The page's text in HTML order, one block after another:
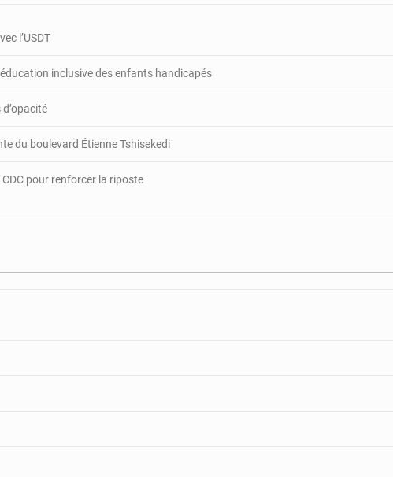
l’UPC
Pombolo
à
l’USDT
inclusive des enfants handicapés
du boulevard Étienne Tshisekedi
pour renforcer la riposte